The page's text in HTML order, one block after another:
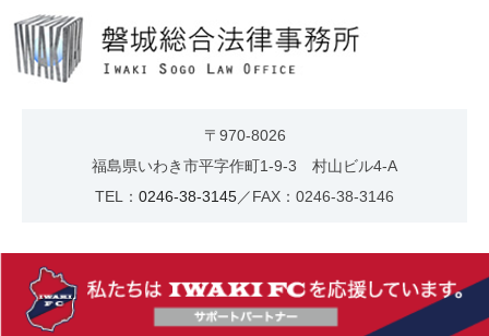
〒970-8026
福島県いわき市平字作町1-9-3 村山ビル4-A
TEL： 0246-38-3145／FAX：0246-38-3146